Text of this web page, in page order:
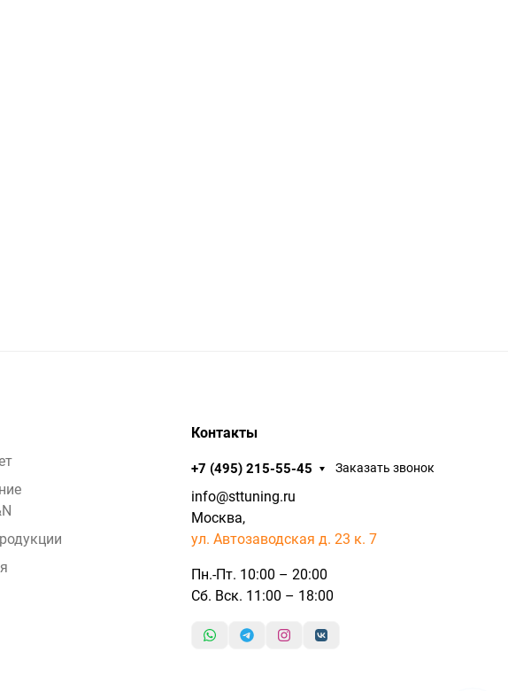
Контакты
+7 (495) 215-55-45 Заказать звонок
info@sttuning.ru
Москва,
ул. Автозаводская д. 23 к. 7
Пн.-Пт. 10:00 – 20:00
Сб. Вск. 11:00 – 18:00